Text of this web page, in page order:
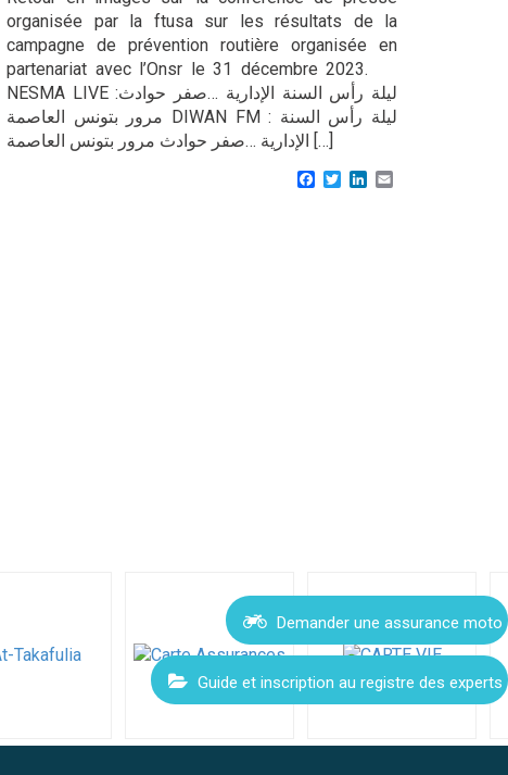
organisée par la ftusa sur les résultats de la
campagne de prévention routière organisée en
partenariat avec l’Onsr le 31 décembre 2023.
NESMA LIVE :ليلة رأس السنة الإدارية …صفر حوادث
مرور بتونس العاصمة DIWAN FM : ليلة رأس السنة
الإدارية …صفر حوادث مرور بتونس العاصمة […]
Facebook
TwitterLinkedIn
Demander une assurance moto
Guide et inscription au registre des experts